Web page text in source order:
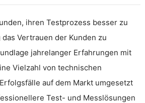
ihren Testprozess besser zu
Vertrauen der Kunden zu
jahrelanger Erfahrungen mit
Vielzahl von technischen
auf dem Markt umgesetzt
Test- und Messlösungen